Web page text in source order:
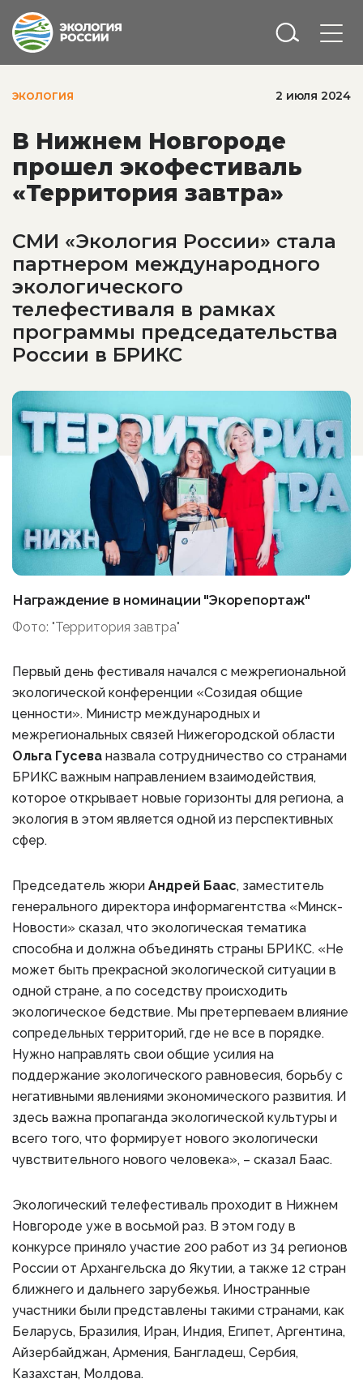
ЭКОЛОГИЯ 2 июля 2024
В Нижнем Новгороде
прошел экофестиваль
«Территория завтра»
СМИ «Экология России» стала
партнером международного
экологического
телефестиваля в рамках
программы председательства
России в БРИКС
Награждение в номинации "Экорепортаж"
Фото: "Территория завтра"
Первый день фестиваля начался с межрегиональной
экологической конференции «Созидая общие
ценности». Министр международных и
межрегиональных связей Нижегородской области
Ольга Гусева назвала сотрудничество со странами
БРИКС важным направлением взаимодействия,
которое открывает новые горизонты для региона, а
экология в этом является одной из перспективных
сфер.
Председатель жюри Андрей Баас, заместитель
генерального директора информагентства «Минск-
Новости» сказал, что экологическая тематика
способна и должна объединять страны БРИКС. «Не
может быть прекрасной экологической ситуации в
одной стране, а по соседству происходить
экологическое бедствие. Мы претерпеваем влияние
сопредельных территорий, где не все в порядке.
Нужно направлять свои общие усилия на
поддержание экологического равновесия, борьбу с
негативными явлениями экономического развития. И
здесь важна пропаганда экологической культуры и
всего того, что формирует нового экологически
чувствительного нового человека», – сказал Баас.
Экологический телефестиваль проходит в Нижнем
Новгороде уже в восьмой раз. В этом году в
конкурсе приняло участие 200 работ из 34 регионов
России от Архангельска до Якутии, а также 12 стран
ближнего и дальнего зарубежья. Иностранные
участники были представлены такими странами, как
Беларусь, Бразилия, Иран, Индия, Египет, Аргентина,
Айзербайджан, Армения, Бангладеш, Сербия,
Казахстан, Молдова.